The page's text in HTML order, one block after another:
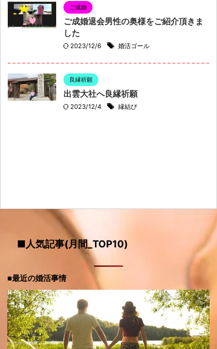
ご成婚
ご成婚退会男性の奥様をご紹介頂きま
した
2023/12/6 婚活ゴール
良縁祈願
出雲大社へ良縁祈願
2023/12/4 縁結び
■人気記事(月間_TOP10)
■最近の婚活事情